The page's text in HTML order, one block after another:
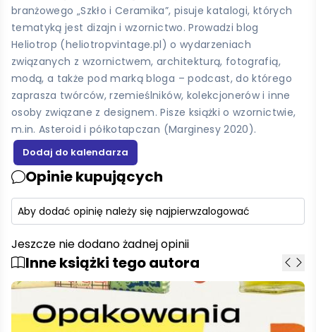
branżowego „Szkło i Ceramika”, pisuje katalogi, których
tematyką jest dizajn i wzornictwo. Prowadzi blog
Heliotrop (heliotropvintage.pl) o wydarzeniach
związanych z wzornictwem, architekturą, fotografią,
modą, a także pod marką bloga – podcast, do którego
zaprasza twórców, rzemieślników, kolekcjonerów i inne
osoby związane z designem. Pisze książki o wzornictwie,
m.in. Asteroid i półkotapczan (Marginesy 2020).
Opinie kupujących
Aby dodać opinię należy się najpierwzalogować
Jeszcze nie dodano żadnej opinii
Inne książki tego autora